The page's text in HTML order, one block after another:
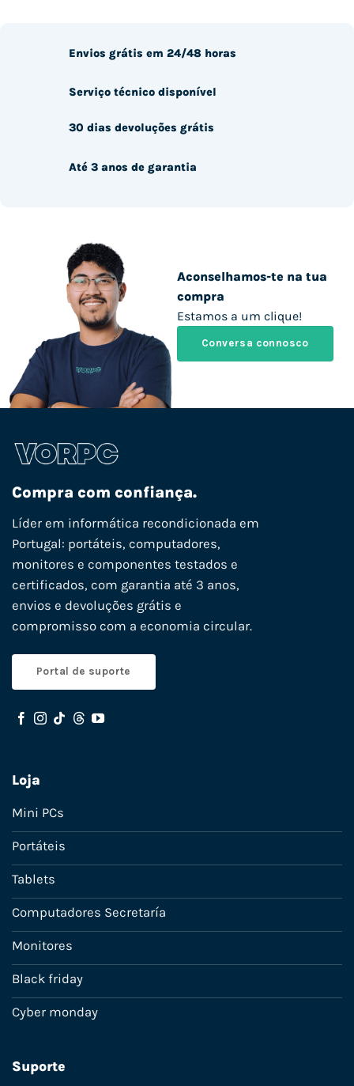
Aconselhamos-te na tua
compra
Estamos a um clique!
Conversa connosco
Envios grátis em 24/48 horas
Serviço técnico disponível
30 dias devoluções grátis
Até 3 anos de garantia
Compra com confiança.
Líder em informática recondicionada em
Portugal: portáteis, computadores,
monitores e componentes testados e
certificados, com garantia até 3 anos,
envios e devoluções grátis e
compromisso com a economia circular.
Portal de suporte
Loja
Mini PCs
Portáteis
Tablets
Computadores Secretaría
Monitores
Black friday
Cyber monday
Suporte